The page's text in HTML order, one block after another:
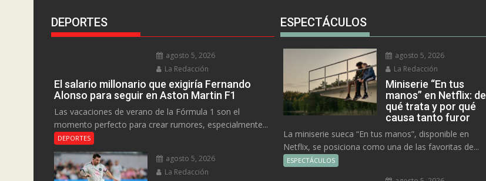
DEPORTES
agosto 5, 2026
La Redacción
El salario millonario que exigiría Fernando
Alonso para seguir en Aston Martin F1
Las vacaciones de verano de la Fórmula 1 son el
momento perfecto para crear rumores, especialmente...
DEPORTES
agosto 5, 2026
La Redacción
ESPECTÁCULOS
agosto 5, 2026
La Redacción
Miniserie “En tus
manos” en Netflix: de
qué trata y por qué
causa tanto furor
La miniserie sueca “En tus manos”, disponible en
Netflix, se posiciona como una de las favoritas de...
ESPECTÁCULOS